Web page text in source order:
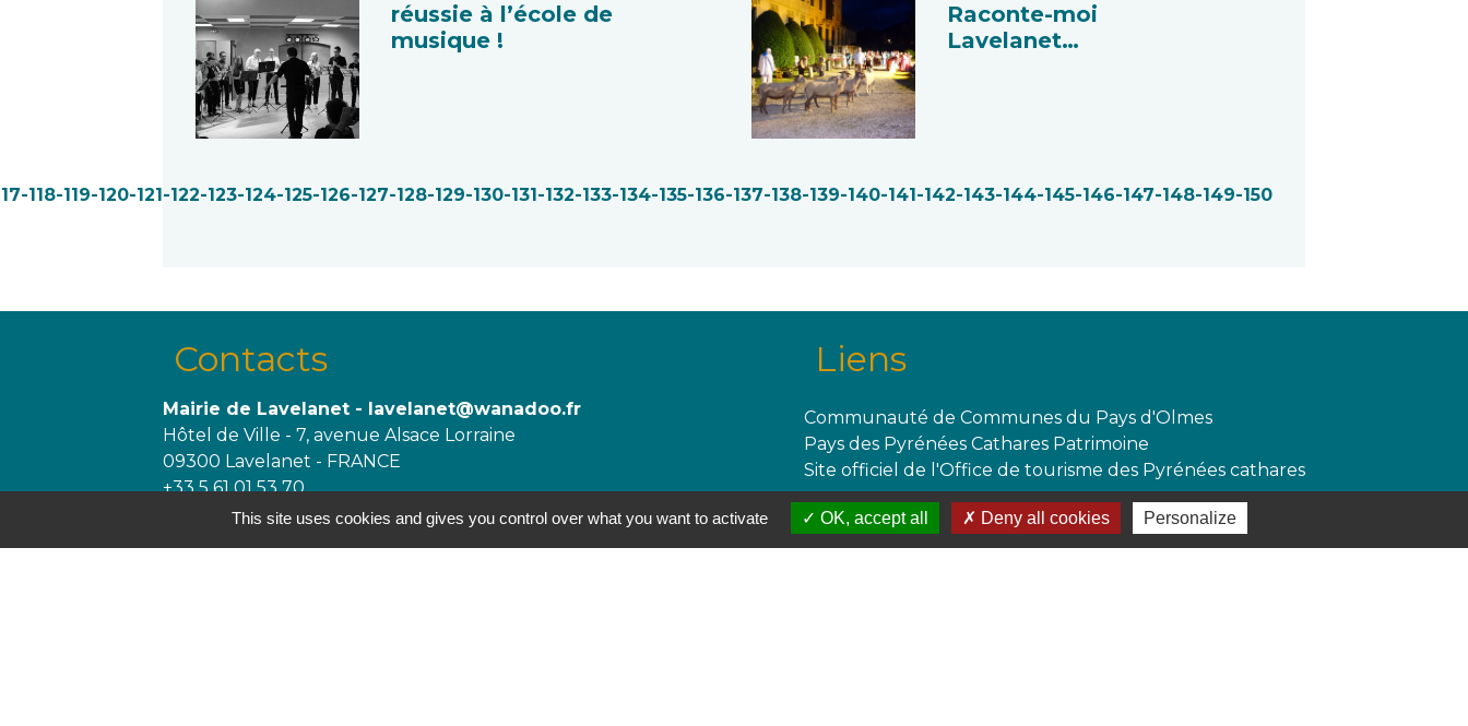
réussie à l’école de
musique !
Raconte-moi
Lavelanet…
-118-119-120-121 -122-123-124-125-126-127-128-129-130-131 -132-133-134-135-136-137-138-139-140-141 -142-143-144-145-146-147-148-149-150
Contacts
Mairie de Lavelanet - lavelanet@wanadoo.fr
Hôtel de Ville - 7, avenue Alsace Lorraine
09300 Lavelanet - FRANCE
+33 5 61 01 53 70
Liens
Communauté de Communes du Pays d'Olmes
Pays des Pyrénées Cathares Patrimoine
Site officiel de l'Office de tourisme des Pyrénées cathares
This site uses cookies and gives you control over what you want to activate OK, accept all Deny all cookies Personalize